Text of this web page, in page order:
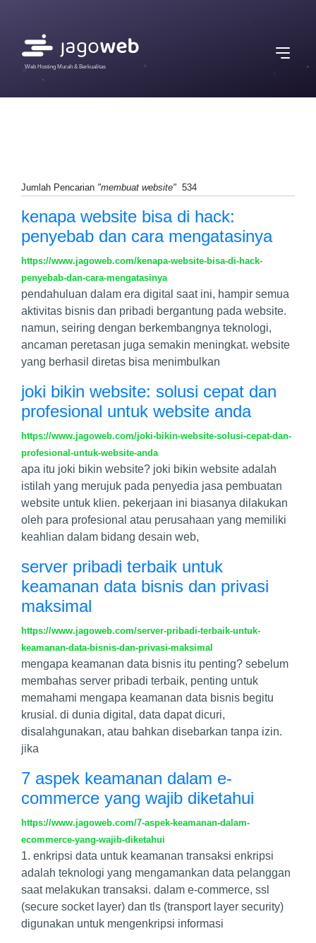
Web Hosting Murah & Berkualitas
Jumlah Pencarian "membuat website" 534
kenapa website bisa di hack:
penyebab dan cara mengatasinya
https://www.jagoweb.com/kenapa-website-bisa-di-hack-
penyebab-dan-cara-mengatasinya
pendahuluan dalam era digital saat ini, hampir semua
aktivitas bisnis dan pribadi bergantung pada website.
namun, seiring dengan berkembangnya teknologi,
ancaman peretasan juga semakin meningkat. website
yang berhasil diretas bisa menimbulkan
joki bikin website: solusi cepat dan
profesional untuk website anda
https://www.jagoweb.com/joki-bikin-website-solusi-cepat-dan-
profesional-untuk-website-anda
apa itu joki bikin website? joki bikin website adalah
istilah yang merujuk pada penyedia jasa pembuatan
website untuk klien. pekerjaan ini biasanya dilakukan
oleh para profesional atau perusahaan yang memiliki
keahlian dalam bidang desain web,
server pribadi terbaik untuk
keamanan data bisnis dan privasi
maksimal
https://www.jagoweb.com/server-pribadi-terbaik-untuk-
keamanan-data-bisnis-dan-privasi-maksimal
mengapa keamanan data bisnis itu penting? sebelum
membahas server pribadi terbaik, penting untuk
memahami mengapa keamanan data bisnis begitu
krusial. di dunia digital, data dapat dicuri,
disalahgunakan, atau bahkan disebarkan tanpa izin.
jika
7 aspek keamanan dalam e-
commerce yang wajib diketahui
https://www.jagoweb.com/7-aspek-keamanan-dalam-
ecommerce-yang-wajib-diketahui
1. enkripsi data untuk keamanan transaksi enkripsi
adalah teknologi yang mengamankan data pelanggan
saat melakukan transaksi. dalam e-commerce, ssl
(secure socket layer) dan tls (transport layer security)
digunakan untuk mengenkripsi informasi